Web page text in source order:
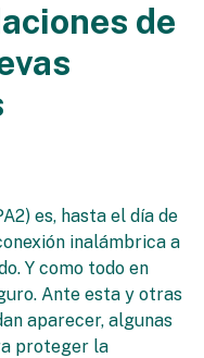
de
es, hasta el día de
inalámbrica a
Y como todo en
Ante esta y otras
aparecer, algunas
proteger la